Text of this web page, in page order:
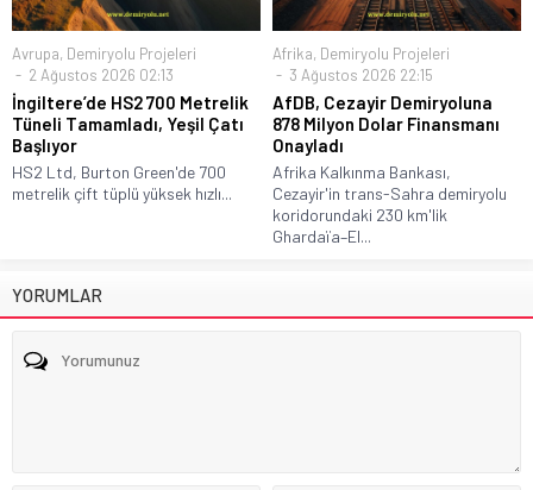
Avrupa, Demiryolu Projeleri
2 Ağustos 2026 02:13
İngiltere’de HS2 700 Metrelik
Tüneli Tamamladı, Yeşil Çatı
Başlıyor
HS2 Ltd, Burton Green'de 700
metrelik çift tüplü yüksek hızlı...
Afrika, Demiryolu Projeleri
3 Ağustos 2026 22:15
AfDB, Cezayir Demiryoluna
878 Milyon Dolar Finansmanı
Onayladı
Afrika Kalkınma Bankası,
Cezayir'in trans-Sahra demiryolu
koridorundaki 230 km'lik
Ghardaïa–El...
YORUMLAR